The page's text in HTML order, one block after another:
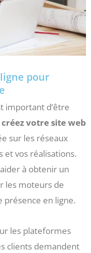
pour
important d’être
créez votre site web
sur les réseaux
et vos réalisations.
à obtenir un
les moteurs de
en ligne.
les plateformes
clients demandent